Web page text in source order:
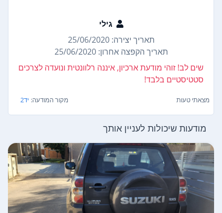
גילי
תאריך יצירה: 25/06/2020
תאריך הקפצה אחרון: 25/06/2020
שים לב! זוהי מודעת ארכיון, איננה רלוונטית ונועדה לצרכים
סטטיסטיים בלבד!
מצאתי טעות מקור המודעה: יד2
מודעות שיכולות לעניין אותך